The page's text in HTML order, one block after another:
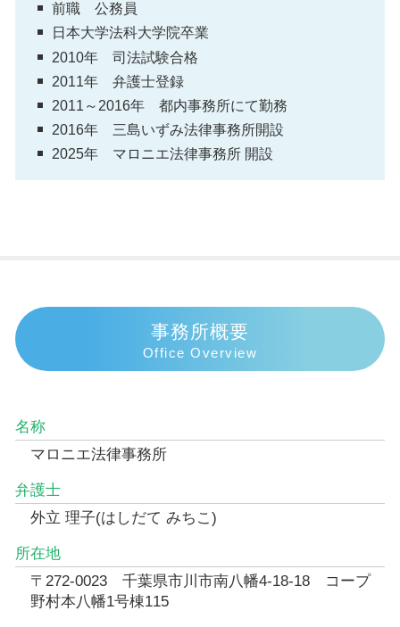
前職 公務員
日本大学法科大学院卒業
2010年 司法試験合格
2011年 弁護士登録
2011～2016年 都内事務所にて勤務
2016年 三島いずみ法律事務所開設
2025年 マロニエ法律事務所 開設
事務所概要
Office Overview
名称
マロニエ法律事務所
弁護士
外立 理子(はしだて みちこ)
所在地
〒272-0023 千葉県市川市南八幡4-18-18 コープ
野村本八幡1号棟115